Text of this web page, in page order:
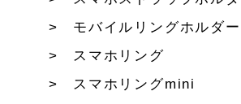
モバイルリングホルダー
スマホリング
スマホリングmini